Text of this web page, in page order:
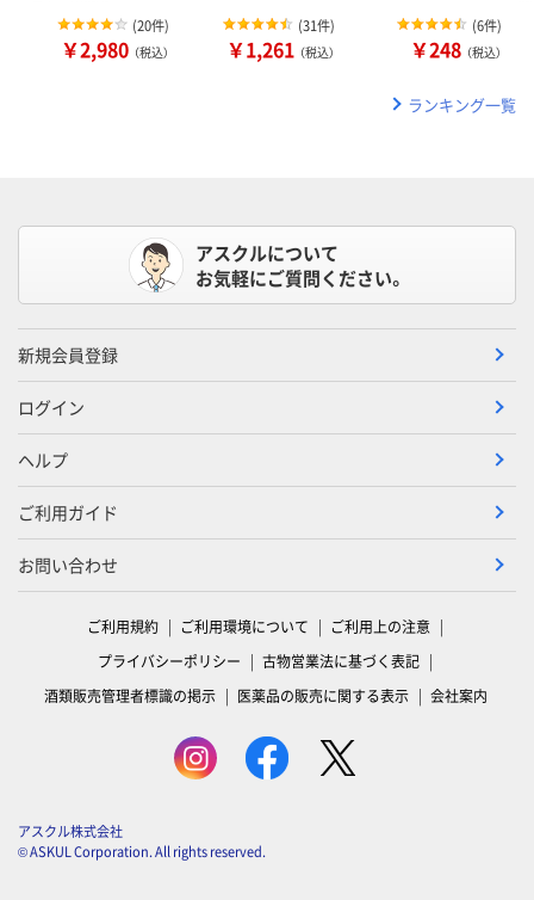
(20件)
￥2,980 （税込）
(31件)
￥1,261 （税込）
(6件)
￥248 （税込）
ランキング一覧
アスクルについて
お気軽にご質問ください。
新規会員登録
ログイン
ヘルプ
ご利用ガイド
お問い合わせ
ご利用規約 ご利用環境について
ご利用上の注意
プライバシーポリシー
古物営業法に基づく表記
酒類販売管理者標識の掲示
医薬品の販売に関する表示 会社案内
アスクル株式会社
© ASKUL Corporation. All rights reserved.